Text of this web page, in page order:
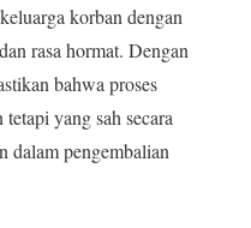
korban dengan
rasa hormat. Dengan
bahwa proses
yang sah secara
dalam pengembalian